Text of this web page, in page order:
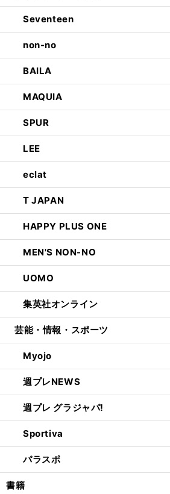
Seventeen
non-no
BAILA
MAQUIA
SPUR
LEE
eclat
T JAPAN
HAPPY PLUS ONE
MEN'S NON-NO
UOMO
集英社オンライン
芸能・情報・スポーツ
Myojo
週プレNEWS
週プレ グラジャパ!
Sportiva
パラスポ
書籍